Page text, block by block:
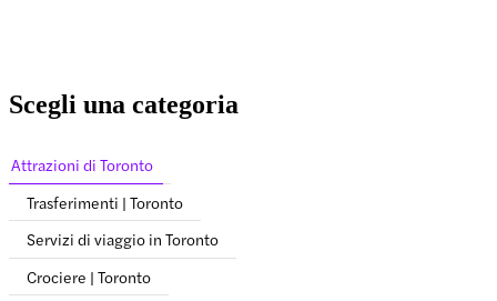
Scegli una categoria
Attrazioni di Toronto
Trasferimenti | Toronto
Servizi di viaggio in Toronto
Crociere | Toronto